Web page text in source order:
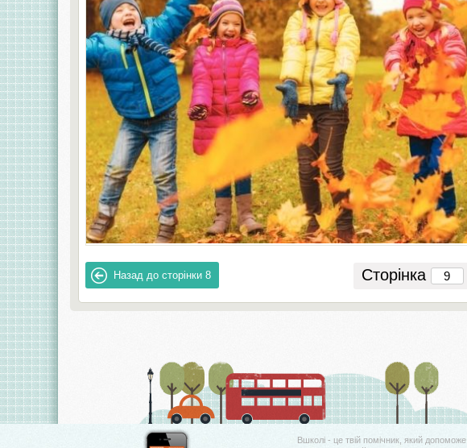
Назад до сторінки 8 Сторінка
Вшколі - це твій помічник, який допоможе